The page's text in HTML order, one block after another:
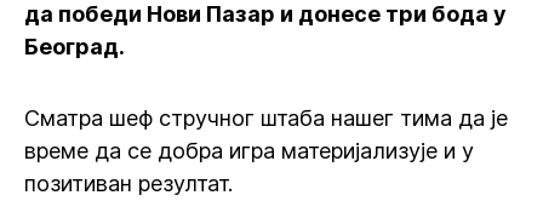
да победи Нови Пазар и донесе три бода у
Београд.
Сматра шеф стручног штаба нашег тима да је
време да се добра игра материјализује и у
позитиван резултат.